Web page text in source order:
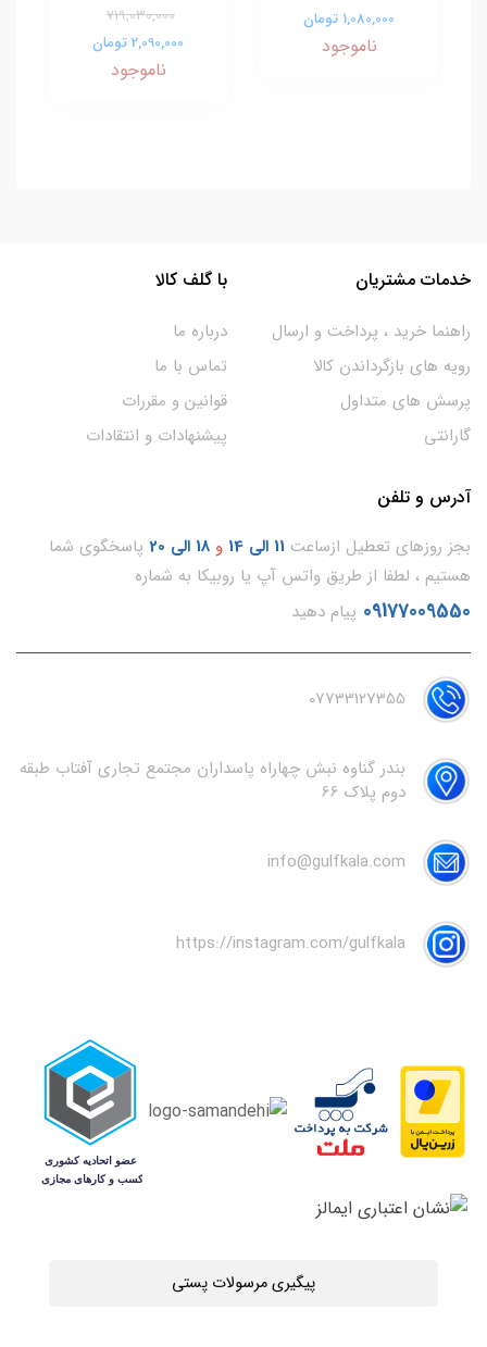
1,080,000 تومان
ناموجود
719,030,000
2,090,000 تومان
ناموجود
خدمات مشتریان
راهنما خرید ، پرداخت و ارسال
رویه های بازگرداندن کالا
پرسش های متداول
گارانتی
با گلف کالا
درباره ما
تماس با ما
قوانین و مقررات
پیشنهادات و انتقادات
آدرس و تلفن
بجز روزهای تعطیل ازساعت 11 الی 14 و 18 الی 20
پاسخگوی شما
هستیم ، لطفا از طریق واتس آپ یا روبیکا به شماره
09177009550 پیام دهید
07733127355
بندر گناوه نبش چهاراه پاسداران مجتمع تجاری آفتاب طبقه
دوم پلاک 66
info@gulfkala.com
https://instagram.com/gulfkala
پیگیری مرسولات پستی